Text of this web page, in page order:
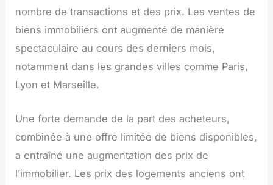
nombre de transactions et des prix. Les ventes de
biens immobiliers ont augmenté de manière
spectaculaire au cours des derniers mois,
notamment dans les grandes villes comme Paris,
Lyon et Marseille.
Une forte demande de la part des acheteurs,
combinée à une offre limitée de biens disponibles,
a entraîné une augmentation des prix de
l’immobilier. Les prix des logements anciens ont